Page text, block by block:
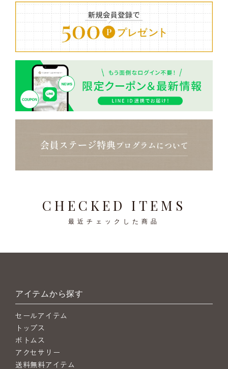
CHECKED ITEMS
最近チェックした商品
アイテムから探す
セールアイテム
トップス
ボトムス
アクセサリー
送料無料アイテム